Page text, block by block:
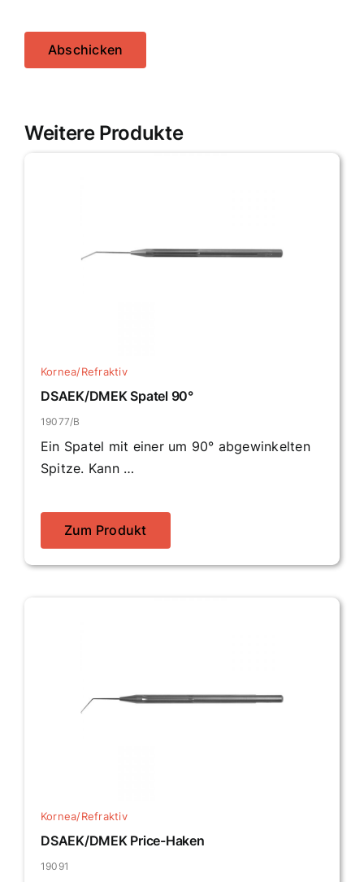
Abschicken
Weitere Produkte
Kornea/Refraktiv
DSAEK/DMEK Spatel 90°
19077/B
Ein Spatel mit einer um 90° abgewinkelten
Spitze. Kann …
Zum Produkt
Kornea/Refraktiv
DSAEK/DMEK Price-Haken
19091